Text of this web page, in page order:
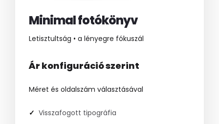
Minimal fotókönyv
Letisztultság • a lényegre fókuszál
Ár konfiguráció szerint
Méret és oldalszám választásával
Visszafogott tipográfia